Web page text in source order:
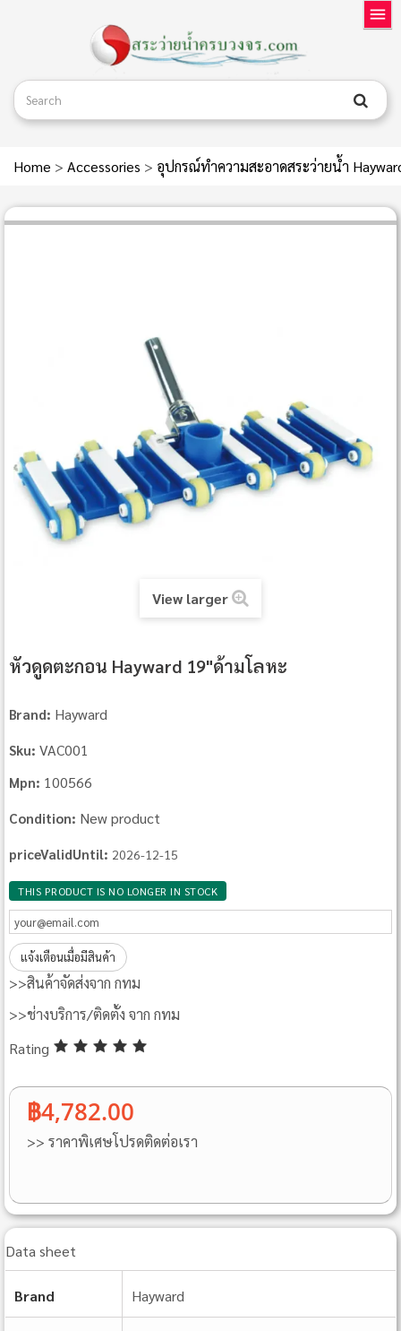
Home > Accessories > อุปกรณ์ทำความสะอาดสระว่ายน้ำ
View larger
หัวดูดตะกอน Hayward 19"ด้ามโลหะ
Brand: Hayward
Sku: VAC001
Mpn: 100566
Condition: New product
priceValidUntil: 2026-12-15
THIS PRODUCT IS NO LONGER IN STOCK
แจ้งเตือนเมื่อมีสินค้า
>>สินค้าจัดส่งจาก กทม
>>ช่างบริการ/ติดตั้ง จาก กทม
Rating
฿4,782.00
>> ราคาพิเศษโปรดติดต่อเรา
Data sheet
Brand Hayward